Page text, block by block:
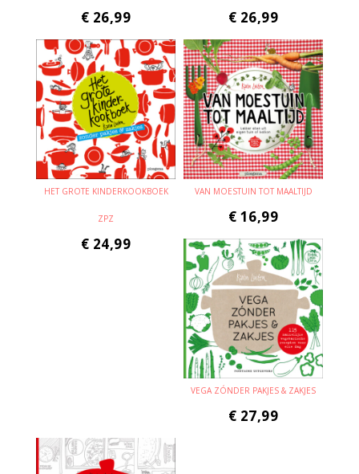
€ 26,99 € 26,99
HET GROTE KINDERKOOKBOEK
ZPZ
€ 24,99
VAN MOESTUIN TOT MAALTIJD
€ 16,99
VEGA ZÓNDER PAKJES & ZAKJES
€ 27,99